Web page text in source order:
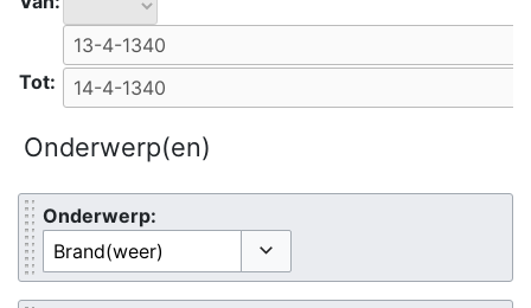
Tot:
Onderwerp(en)
Onderwerp:
Opties omschakelen